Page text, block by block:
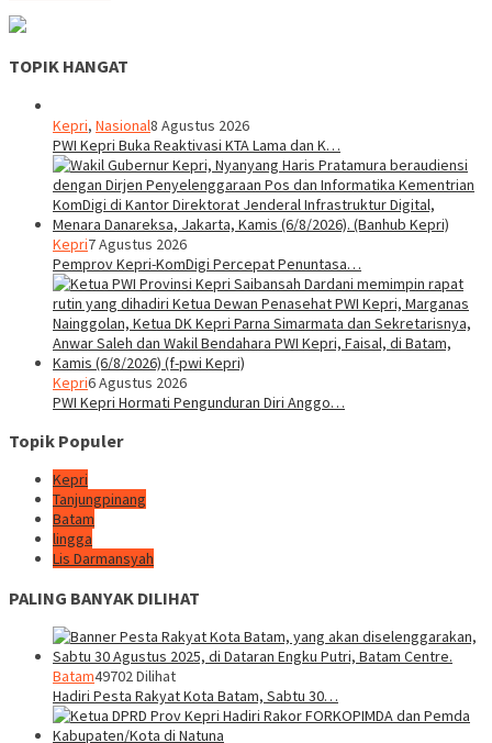
TOPIK HANGAT
Kepri, Nasional8 Agustus 2026
PWI Kepri Buka Reaktivasi KTA Lama dan K…
Kepri7 Agustus 2026
Pemprov Kepri-KomDigi Percepat Penuntasa…
Kepri6 Agustus 2026
PWI Kepri Hormati Pengunduran Diri Anggo…
Topik Populer
Kepri
Tanjungpinang
Batam
lingga
Lis Darmansyah
PALING BANYAK DILIHAT
Batam49702 Dilihat
Hadiri Pesta Rakyat Kota Batam, Sabtu 30…